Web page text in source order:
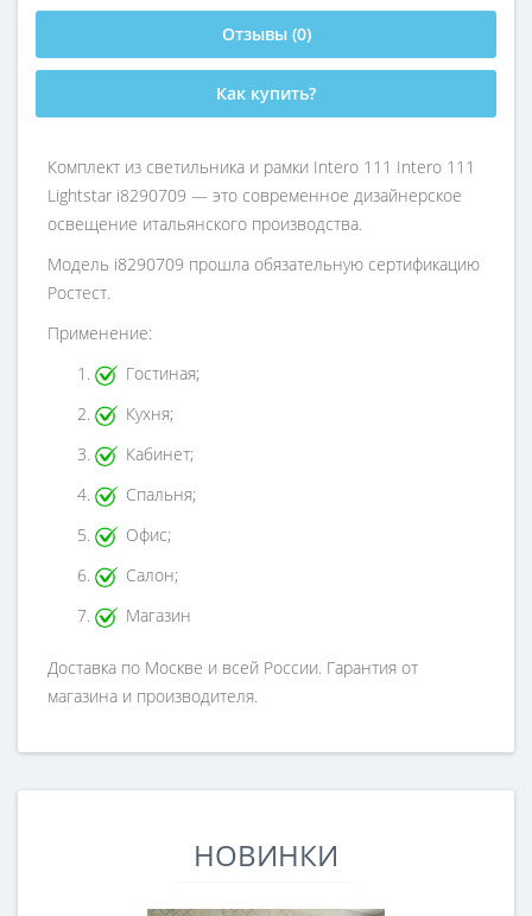
Отзывы (0)
Как купить?
Комплект из светильника и рамки Intero 111 Intero 111
Lightstar i8290709 — это современное дизайнерское
освещение итальянского производства.
Модель i8290709 прошла обязательную сертификацию
Ростест.
Применение:
Гостиная;
Кухня;
Кабинет;
Спальня;
Офис;
Салон;
Магазин
Доставка по Москве и всей России. Гарантия от
магазина и производителя.
НОВИНКИ